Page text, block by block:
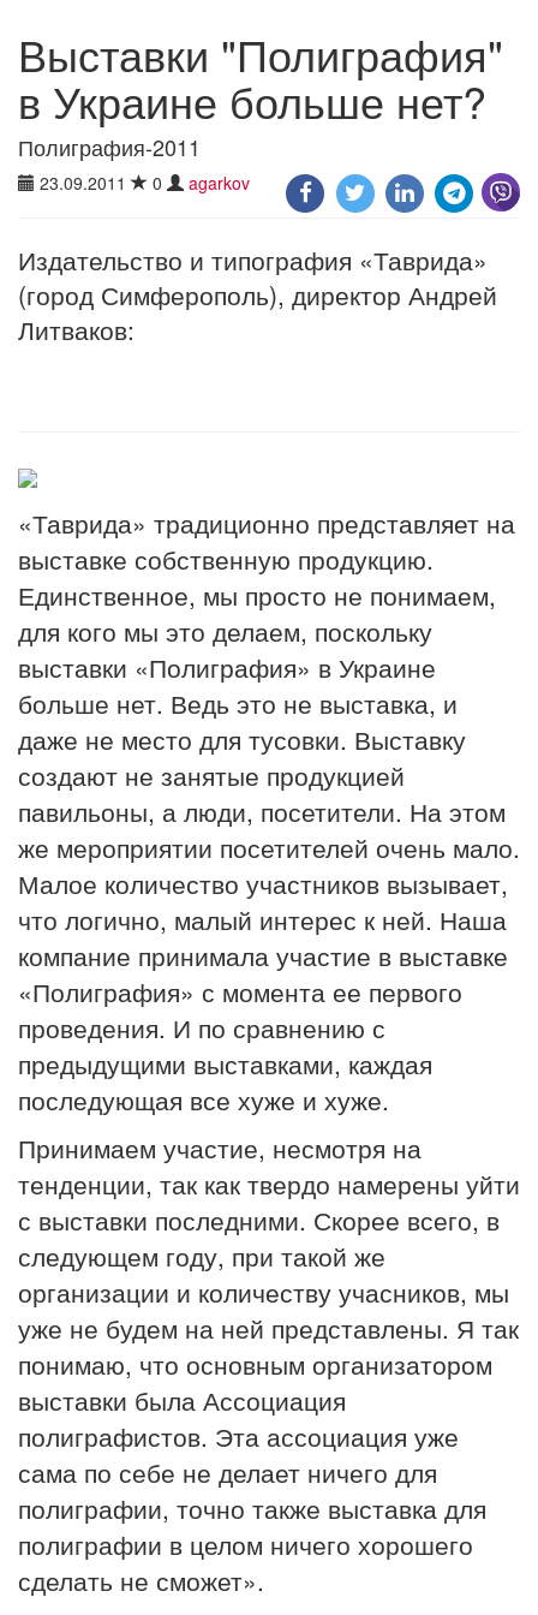
Выставки "Полиграфия"
в Украине больше нет?
Полиграфия-2011
23.09.2011 0 agarkov
Издательство и типография «Таврида»
(город Симферополь), директор Андрей
Литваков:
«Таврида» традиционно представляет на
выставке собственную продукцию.
Единственное, мы просто не понимаем,
для кого мы это делаем, поскольку
выставки «Полиграфия» в Украине
больше нет. Ведь это не выставка, и
даже не место для тусовки. Выставку
создают не занятые продукцией
павильоны, а люди, посетители. На этом
же мероприятии посетителей очень мало.
Малое количество участников вызывает,
что логично, малый интерес к ней. Наша
компание принимала участие в выставке
«Полиграфия» с момента ее первого
проведения. И по сравнению с
предыдущими выставками, каждая
последующая все хуже и хуже.
Принимаем участие, несмотря на
тенденции, так как твердо намерены уйти
с выставки последними. Скорее всего, в
следующем году, при такой же
организации и количеству учасников, мы
уже не будем на ней представлены. Я так
понимаю, что основным организатором
выставки была Ассоциация
полиграфистов. Эта ассоциация уже
сама по себе не делает ничего для
полиграфии, точно также выставка для
полиграфии в целом ничего хорошего
сделать не сможет».